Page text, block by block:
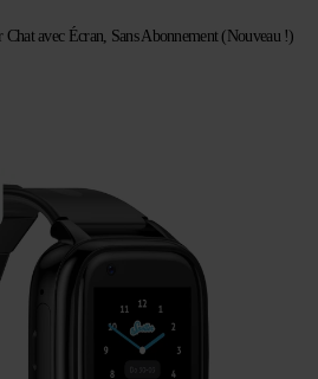
avec Écran, Sans Abonnement (Nouveau !)